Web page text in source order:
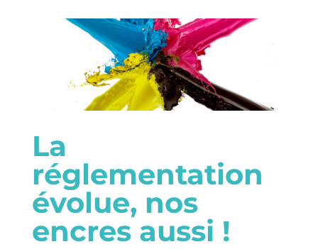
La
réglementation
évolue, nos
encres aussi !